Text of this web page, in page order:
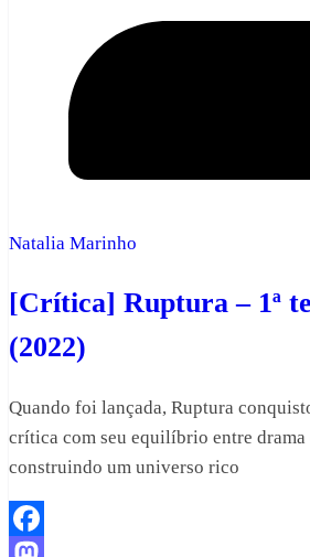
Natalia Marinho
[Crítica] Ruptura – 1ª
(2022)
Quando foi lançada, Ruptura
crítica com seu equilíbrio entre drama
construindo um universo rico